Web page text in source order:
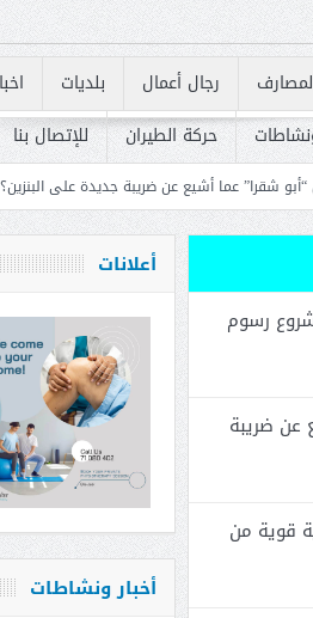
رجال أعمال بلديات
حركة الطيران للإتصال بنا
ضريبة جديدة على البنزين؟ لقاح روسي جديد
أعلانات
أخبار ونشاطات
رسوم
عن ضريبة
قوية من